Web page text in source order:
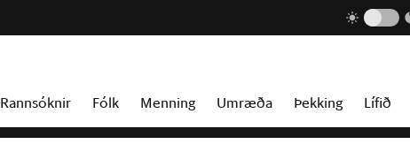
Rannsóknir Fólk Menning Umræða Þekking Lífið